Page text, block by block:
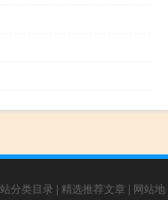
分类目录 | 精选推荐文章 | 网站地